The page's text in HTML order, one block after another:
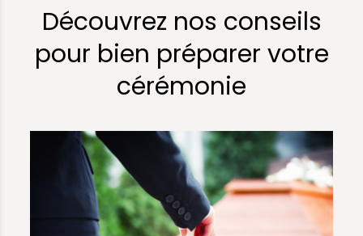
Découvrez nos conseils
pour bien préparer votre
cérémonie